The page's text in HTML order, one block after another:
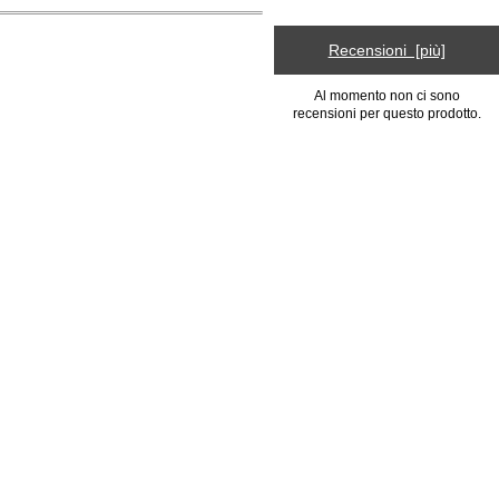
Recensioni [più]
Al momento non ci sono
recensioni per questo prodotto.